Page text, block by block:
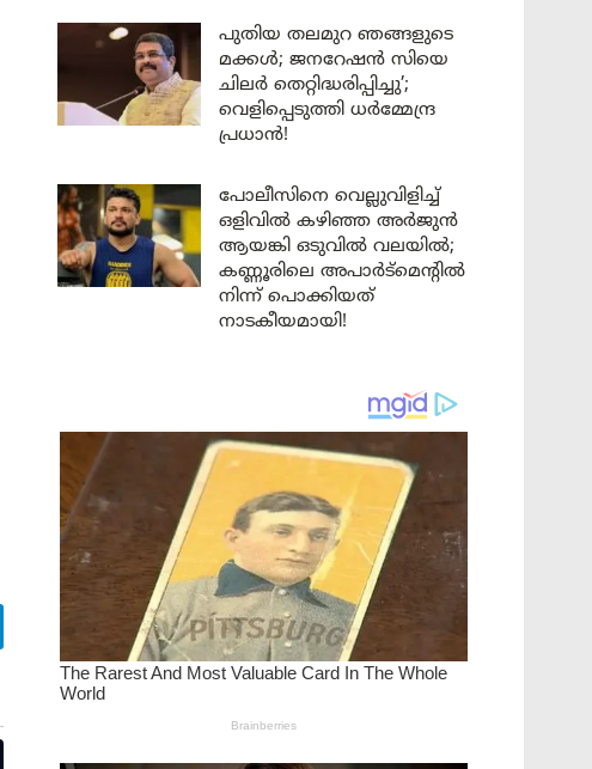
പുതിയ തലമുറ ഞങ്ങളുടെ
മക്കൾ; ജനറേഷൻ സിയെ
ചിലർ തെറ്റിദ്ധരിപ്പിച്ചു’;
വെളിപ്പെടുത്തി ധർമ്മേന്ദ്ര
പ്രധാൻ!
പോലീസിനെ വെല്ലുവിളിച്ച്
ഒളിവിൽ കഴിഞ്ഞ അർജുൻ
ആയങ്കി ഒടുവിൽ വലയിൽ;
കണ്ണൂരിലെ അപാർട്മെന്റിൽ
നിന്ന് പൊക്കിയത്
നാടകീയമായി!